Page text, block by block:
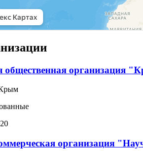
общественная организация
организация